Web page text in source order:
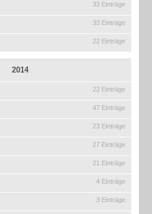
33 Einträge
33 Einträge
22 Einträge
2014
22 Einträge
47 Einträge
23 Einträge
27 Einträge
21 Einträge
4 Einträge
3 Einträge